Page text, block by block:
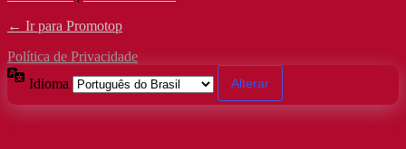
← Ir para Promotop
Política de Privacidade
Idioma